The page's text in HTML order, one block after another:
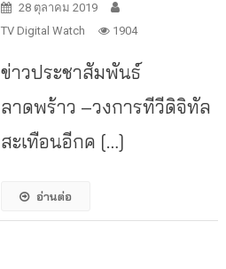
28 ตุลาคม 2019
TV Digital Watch
1904
ข่าวประชาสัมพันธ์
ลาดพร้าว –วงการทีวีดิจิทัล
สะเทือนอีกค […]
อ่านต่อ